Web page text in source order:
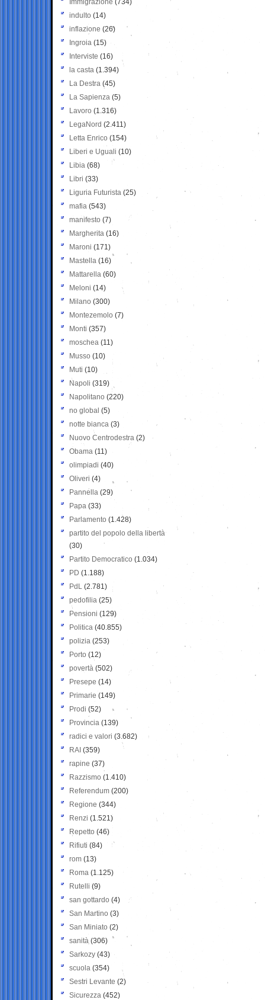
Immigrazione (734)
indulto (14)
inflazione (26)
Ingroia (15)
Interviste (16)
la casta (1.394)
La Destra (45)
La Sapienza (5)
Lavoro (1.316)
LegaNord (2.411)
Letta Enrico (154)
Liberi e Uguali (10)
Libia (68)
Libri (33)
Liguria Futurista (25)
mafia (543)
manifesto (7)
Margherita (16)
Maroni (171)
Mastella (16)
Mattarella (60)
Meloni (14)
Milano (300)
Montezemolo (7)
Monti (357)
moschea (11)
Musso (10)
Muti (10)
Napoli (319)
Napolitano (220)
no global (5)
notte bianca (3)
Nuovo Centrodestra (2)
Obama (11)
olimpiadi (40)
Oliveri (4)
Pannella (29)
Papa (33)
Parlamento (1.428)
partito del popolo della libertà
(30)
Partito Democratico (1.034)
PD (1.188)
PdL (2.781)
pedofilia (25)
Pensioni (129)
Politica (40.855)
polizia (253)
Porto (12)
povertà (502)
Presepe (14)
Primarie (149)
Prodi (52)
Provincia (139)
radici e valori (3.682)
RAI (359)
rapine (37)
Razzismo (1.410)
Referendum (200)
Regione (344)
Renzi (1.521)
Repetto (46)
Rifiuti (84)
rom (13)
Roma (1.125)
Rutelli (9)
san gottardo (4)
San Martino (3)
San Miniato (2)
sanità (306)
Sarkozy (43)
scuola (354)
Sestri Levante (2)
Sicurezza (452)